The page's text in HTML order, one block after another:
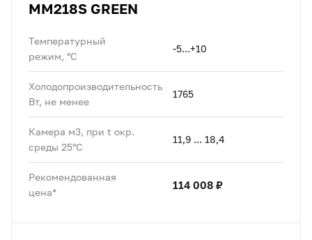
MM218S GREEN
Температурный
режим, °C
-5...+10
Холодопроизводительность
Вт, не менее
1765
Камера м3, при t окр.
среды 25°C
11,9 ... 18,4
Рекомендованная
цена*
114 008 ₽